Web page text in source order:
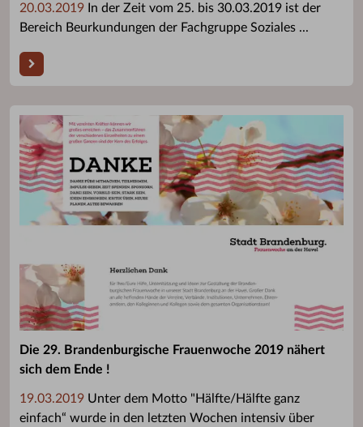
20.03.2019 In der Zeit vom 25. bis 30.03.2019 ist der
Bereich Beurkundungen der Fachgruppe Soziales ...
Die 29. Brandenburgische Frauenwoche 2019 nähert
sich dem Ende !
19.03.2019 Unter dem Motto "Hälfte/Hälfte ganz
einfach“ wurde in den letzten Wochen intensiv über